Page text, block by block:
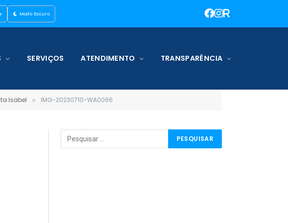
Modo Escuro
SERVIÇOS ATENDIMENTO TRANSPARÊNCIA
Isabel » IMG-20230710-WA0066